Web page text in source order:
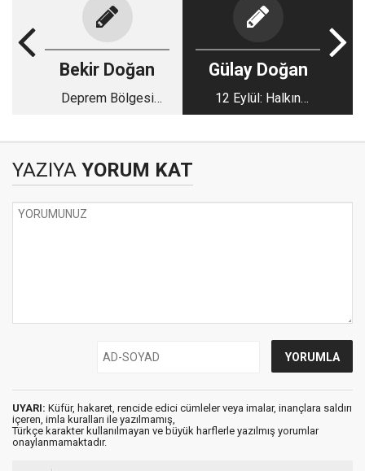
Bekir Doğan
Deprem Bölgesi
Gülay Doğan
12 Eylül: Halkın
İradesine Kurşun
YAZIYA YORUM KAT
UYARI: Küfür, hakaret, rencide edici cümleler veya imalar, inançlara saldırı
içeren, imla kuralları ile yazılmamış,
Türkçe karakter kullanılmayan ve büyük harflerle yazılmış yorumlar
onaylanmamaktadır.